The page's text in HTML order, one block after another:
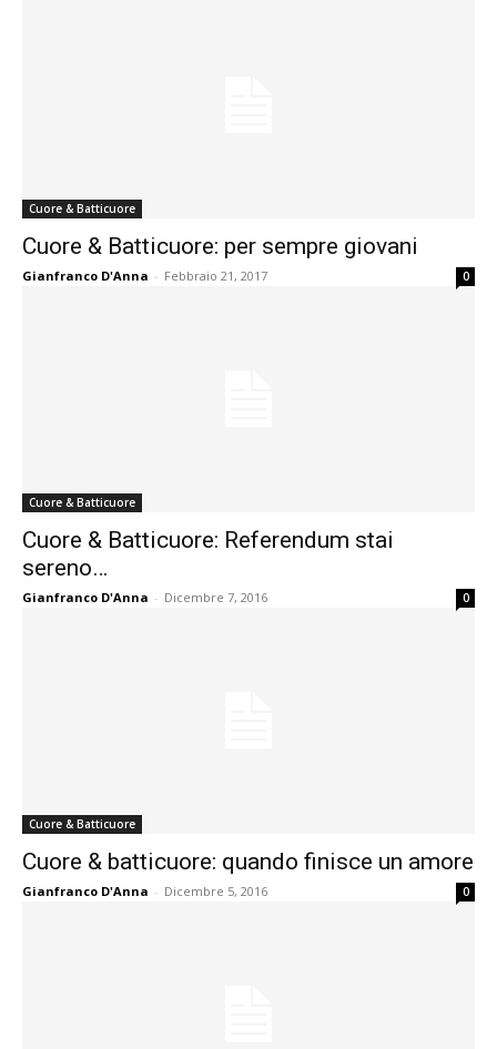
Cuore & Batticuore
Cuore & Batticuore: per sempre giovani
Gianfranco D'Anna - Febbraio 21, 2017 0
Cuore & Batticuore
Cuore & Batticuore: Referendum stai
sereno…
Gianfranco D'Anna - Dicembre 7, 2016 0
Cuore & Batticuore
Cuore & batticuore: quando finisce un amore
Gianfranco D'Anna - Dicembre 5, 2016 0